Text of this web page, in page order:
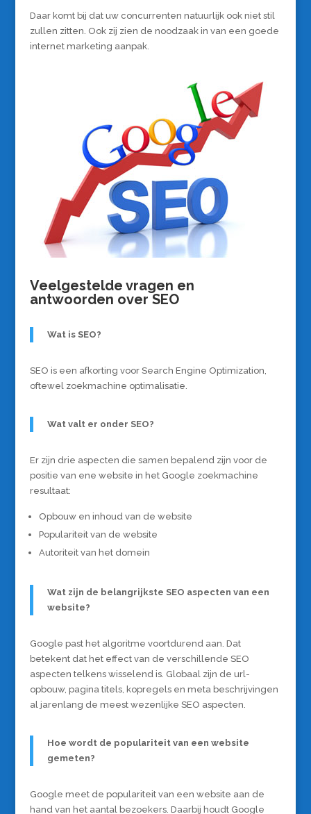
Daar komt bij dat uw concurrenten natuurlijk ook niet stil
zullen zitten. Ook zij zien de noodzaak in van een goede
internet marketing aanpak.
Veelgestelde vragen en
antwoorden over SEO
Wat is SEO?
SEO is een afkorting voor Search Engine Optimization,
oftewel zoekmachine optimalisatie.
Wat valt er onder SEO?
Er zijn drie aspecten die samen bepalend zijn voor de
positie van ene website in het Google zoekmachine
resultaat:
Opbouw en inhoud van de website
Populariteit van de website
Autoriteit van het domein
Wat zijn de belangrijkste SEO aspecten van een
website?
Google past het algoritme voortdurend aan. Dat
betekent dat het effect van de verschillende SEO
aspecten telkens wisselend is. Globaal zijn de url-
opbouw, pagina titels, kopregels en meta beschrijvingen
al jarenlang de meest wezenlijke SEO aspecten.
Hoe wordt de populariteit van een website
gemeten?
Google meet de populariteit van een website aan de
hand van het aantal bezoekers. Daarbij houdt Google